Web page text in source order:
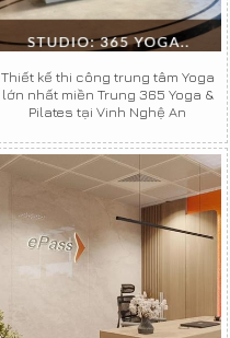
Thiết kế thi công trung tâm Yoga
lớn nhất miền Trung 365 Yoga &
Pilates tại Vinh Nghệ An